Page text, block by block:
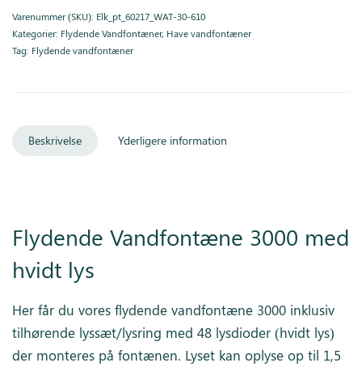
Varenummer (SKU): Elk_pt_60217_WAT-30-610
Kategorier: Flydende Vandfontæner, Have vandfontæner
Tag: Flydende vandfontæner
Beskrivelse Yderligere information
Flydende Vandfontæne 3000 med
hvidt lys
Her får du vores flydende vandfontæne 3000 inklusiv
tilhørende lyssæt/lysring med 48 lysdioder (hvidt lys)
der monteres på fontænen. Lyset kan oplyse op til 1,5